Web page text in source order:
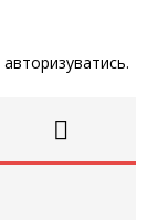
авторизуватись.